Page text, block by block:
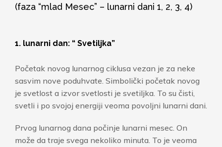
(faza “mlad Mesec” – lunarni dani 1, 2, 3, 4)
1. lunarni dan: “ Svetiljka”
Početak novog lunarnog ciklusa vezan je za neke
sasvim nove poduhvate. Simbolički početak novog
je svetlost a izvor svetlosti je svetiljka. To su čisti,
svetli i po svojoj energiji veoma povoljni lunarni dani.
Prvog lunarnog dana počinje lunarni mesec. On
može da traje svega nekoliko minuta. To je veoma